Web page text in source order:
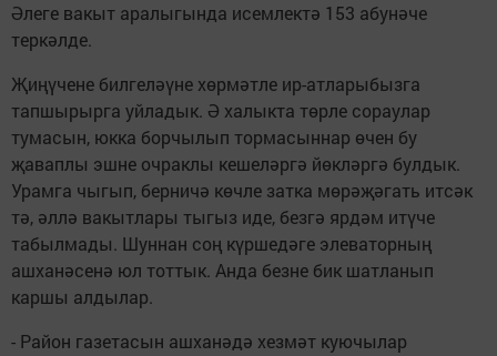
Әлеге вакыт аралыгында исемлектә 153 абунәче
теркәлде.
Җиңүчене билгеләүне хөрмәтле ир-атларыбызга
тапшырырга уйладык. Ә халыкта төрле сораулар
тумасын, юкка борчылып тормасыннар өчен бу
җаваплы эшне очраклы кешеләргә йөкләргә булдык.
Урамга чыгып, берничә көчле затка мөрәҗәгать итсәк
тә, әллә вакытлары тыгыз иде, безгә ярдәм итүче
табылмады. Шуннан соң күршедәге элеваторның
ашханәсенә юл тоттык. Анда безне бик шатланып
каршы алдылар.
- Район газетасын ашханәдә хезмәт куючылар